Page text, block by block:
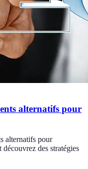
alternatifs pour
alternatifs pour
des stratégies